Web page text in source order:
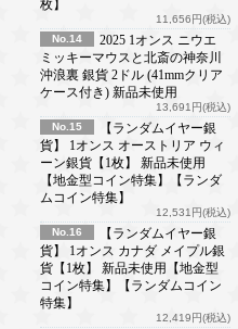
枚】
11,656円(税込)
No.14
2025 1オンス ニウエ
ミッキーマウスと北斎の神奈川
沖浪裏 銀貨 2ドル (41mmクリア
ケース付き) 新品未使用
13,691円(税込)
No.15
【ランダムイヤー銀
貨】 1オンス オーストリア ウィ
ーン銀貨【1枚】 新品未使用
【地金型コイン特集】【ランダ
ムコイン特集】
12,531円(税込)
No.16
【ランダムイヤー銀
貨】 1オンス カナダ メイプル銀
貨【1枚】 新品未使用【地金型
コイン特集】【ランダムコイン
特集】
12,419円(税込)